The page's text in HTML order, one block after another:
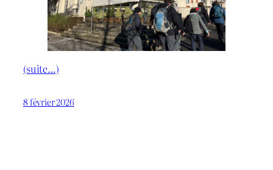
(suite…)
8 février 2026